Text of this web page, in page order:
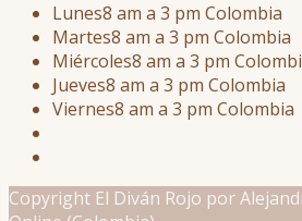
Lunes8 am a 3 pm Colombia
Martes8 am a 3 pm Colombia
Miércoles8 am a 3 pm
Jueves8 am a 3 pm Colombia
Viernes8 am a 3 pm Colombia
Copyright El Diván Rojo por